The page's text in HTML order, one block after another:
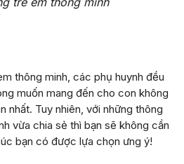
thông minh, các phụ huynh đều
muốn mang đến cho con không
nhất. Tuy nhiên, với những thông
vừa chia sẻ thì bạn sẽ không cần
bạn có được lựa chọn ưng ý!